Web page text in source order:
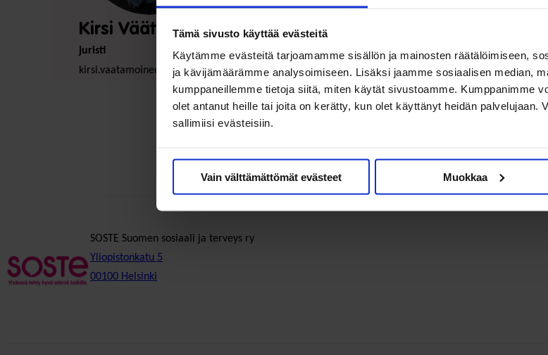
Tämä sivusto käyttää evästeitä
Käytämme evästeitä tarjoamamme sisällön ja mainosten räätälöimiseen,
ja kävijämäärämme analysoimiseen. Lisäksi jaamme sosiaalisen median,
kumppaneillemme tietoja siitä, miten käytät sivustoamme. Kumppanimme
olet antanut heille tai joita on kerätty, kun olet käyttänyt heidän palvelujaan.
sallimiisi evästeisiin.
Vain välttämättömät evästeet Muokkaa
Kirsi Väätämöinen
juristi
kirsi.vaatamoinen@soste.fi
Lue lausunto (pdf)
SOSTE Suomen sosiaali ja terveys ry
Yliopistonkatu 5
00100 Helsinki